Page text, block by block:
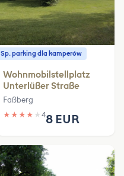
Sp. parking dla kamperów
Wohnmobilstellplatz
Unterlüßer Straße
Faßberg
★ ★ ★ ★ ★ 48 EUR